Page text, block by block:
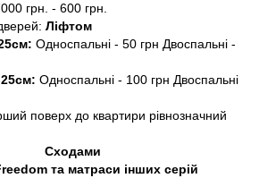
грн. - 600 грн.
Ліфтом
Односпальні - 50 грн Двоспальні -
Односпальні - 100 грн Двоспальні
поверх до квартири рівнозначний
Сходами
та матраси інших серій